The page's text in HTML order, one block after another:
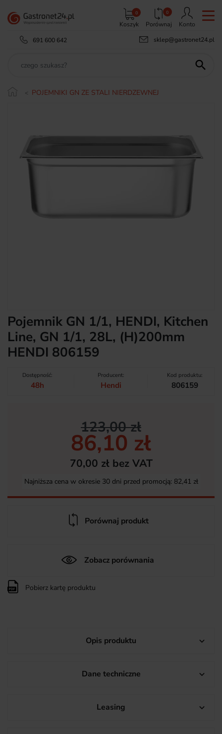
Koszyk
0 0
Porównaj
Konto
691 600 642
sklep@gastronet24.pl

POJEMNIKI GN ZE STALI NIERDZEWNEJ
Pojemnik GN 1/1, HENDI, Kitchen
Line, GN 1/1, 28L, (H)200mm
HENDI 806159
Dostępność:
48h
Producent:
Hendi
Kod produktu:
806159
123,00 zł
86,10 zł
70,00 zł bez VAT
Najniższa cena w okresie 30 dni przed promocją: 82,41 zł
Porównaj produkt
Zobacz porównania
Pobierz kartę produktu
Opis produktu 
Dane techniczne 
Leasing 